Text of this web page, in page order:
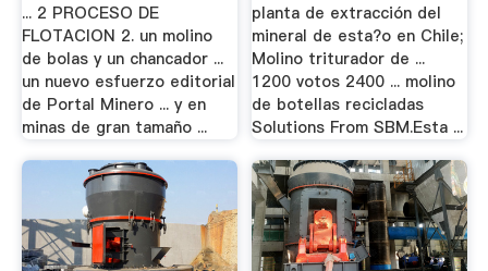
... 2 PROCESO DE
FLOTACION 2. un molino
de bolas y un chancador ...
un nuevo esfuerzo editorial
de Portal Minero ... y en
minas de gran tamaño ...
planta de extracción del
mineral de esta?o en Chile;
Molino triturador de ...
1200 votos 2400 ... molino
de botellas recicladas
Solutions From SBM.Esta ...